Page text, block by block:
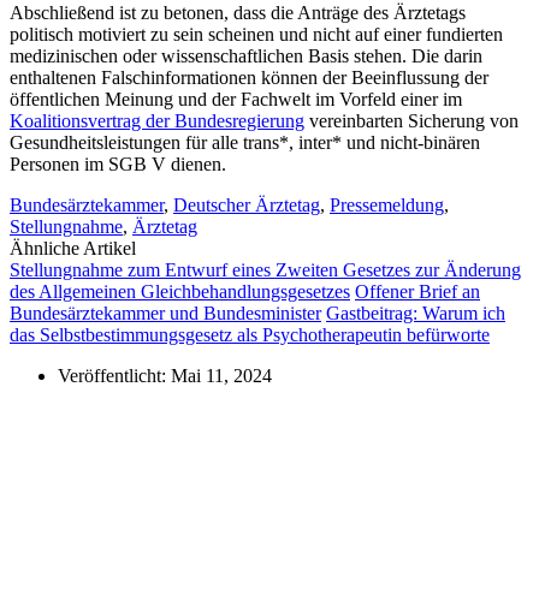
Abschließend ist zu betonen, dass die Anträge des Ärztetags
politisch motiviert zu sein scheinen und nicht auf einer fundierten
medizinischen oder wissenschaftlichen Basis stehen. Die darin
enthaltenen Falschinformationen können der Beeinflussung der
öffentlichen Meinung und der Fachwelt im Vorfeld einer im
Koalitionsvertrag der Bundesregierung vereinbarten Sicherung von
Gesundheitsleistungen für alle trans*, inter* und nicht-binären
Personen im SGB V dienen.
Bundesärztekammer, Deutscher Ärztetag, Pressemeldung,
Stellungnahme, Ärztetag
Ähnliche Artikel
Stellungnahme zum Entwurf eines Zweiten Gesetzes zur Änderung
des Allgemeinen Gleichbehandlungsgesetzes Offener Brief an
Bundesärztekammer und Bundesminister Gastbeitrag: Warum ich
das Selbstbestimmungsgesetz als Psychotherapeutin befürworte
Veröffentlicht: Mai 11, 2024